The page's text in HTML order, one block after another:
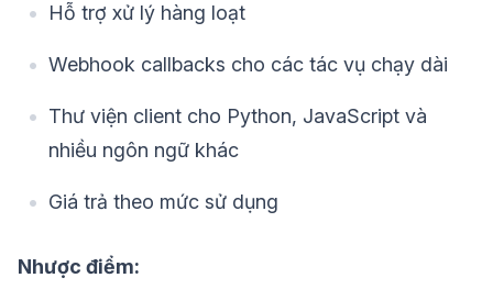
Hỗ trợ xử lý hàng loạt
Webhook callbacks cho các tác vụ chạy dài
Thư viện client cho Python, JavaScript và
nhiều ngôn ngữ khác
Giá trả theo mức sử dụng
Nhược điểm: